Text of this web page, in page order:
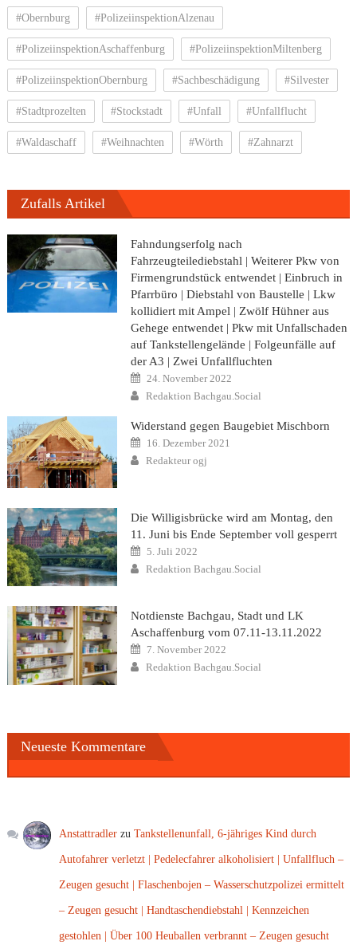
#Obernburg #PolizeiinspektionAlzenau
#PolizeiinspektionAschaffenburg #PolizeiinspektionMiltenberg
#PolizeiinspektionObernburg #Sachbeschädigung #Silvester
#Stadtprozelten #Stockstadt #Unfall #Unfallflucht
#Waldaschaff #Weihnachten #Wörth #Zahnarzt
Zufalls Artikel
Fahndungserfolg nach
Fahrzeugteilediebstahl | Weiterer Pkw von
Firmengrundstück entwendet | Einbruch in
Pfarrbüro | Diebstahl von Baustelle | Lkw
kollidiert mit Ampel | Zwölf Hühner aus
Gehege entwendet | Pkw mit Unfallschaden
auf Tankstellengelände | Folgeunfälle auf
der A3 | Zwei Unfallfluchten
Posted
on
24. November 2022
Author
Redaktion Bachgau.Social
Widerstand gegen Baugebiet Mischborn
Posted
on
16. Dezember 2021
Author
Redakteur ogj
Die Willigisbrücke wird am Montag, den
11. Juni bis Ende September voll gesperrt
Posted
on
5. Juli 2022
Author
Redaktion Bachgau.Social
Notdienste Bachgau, Stadt und LK
Aschaffenburg vom 07.11-13.11.2022
Posted
on
7. November 2022
Author
Redaktion Bachgau.Social
Neueste Kommentare
Anstattradler zuTankstellenunfall, 6-jähriges Kind durch
Autofahrer verletzt | Pedelecfahrer alkoholisiert | Unfallfluch –
Zeugen gesucht | Flaschenbojen – Wasserschutzpolizei ermittelt
– Zeugen gesucht | Handtaschendiebstahl | Kennzeichen
gestohlen | Über 100 Heuballen verbrannt – Zeugen gesucht